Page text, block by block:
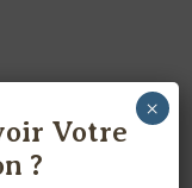
Votre
?
×